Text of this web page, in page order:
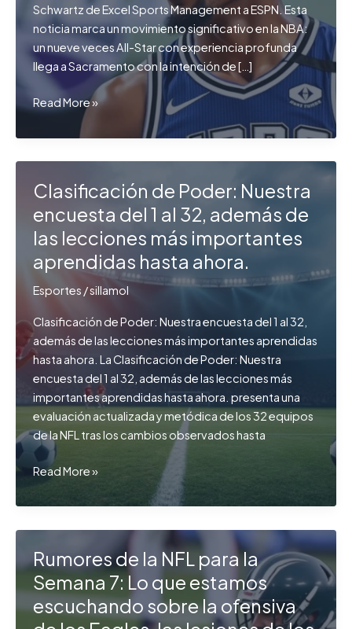
Schwartz de Excel Sports Management a ESPN. Esta
noticia marca un movimiento significativo en la NBA:
un nueve veces All-Star con experiencia profunda
llega a Sacramento con la intención de […]
Westbrook
unirse
a
Kings
para
su
temporada
Read More »
Clasificación de Poder: Nuestra
encuesta del 1 al 32, además de
las lecciones más importantes
aprendidas hasta ahora.
Esportes /sillamol
Clasificación de Poder: Nuestra encuesta del 1 al 32,
además de las lecciones más importantes aprendidas
hasta ahora. La Clasificación de Poder: Nuestra
encuesta del 1 al 32, además de las lecciones más
importantes aprendidas hasta ahora. presenta una
evaluación actualizada y metódica de los 32 equipos
de la NFL tras los cambios observados hasta
Clasificación
Poder:
Nuestra
del
1
al
32,
Read More »
Rumores de la NFL para la
Semana 7: Lo que estamos
escuchando sobre la ofensiva